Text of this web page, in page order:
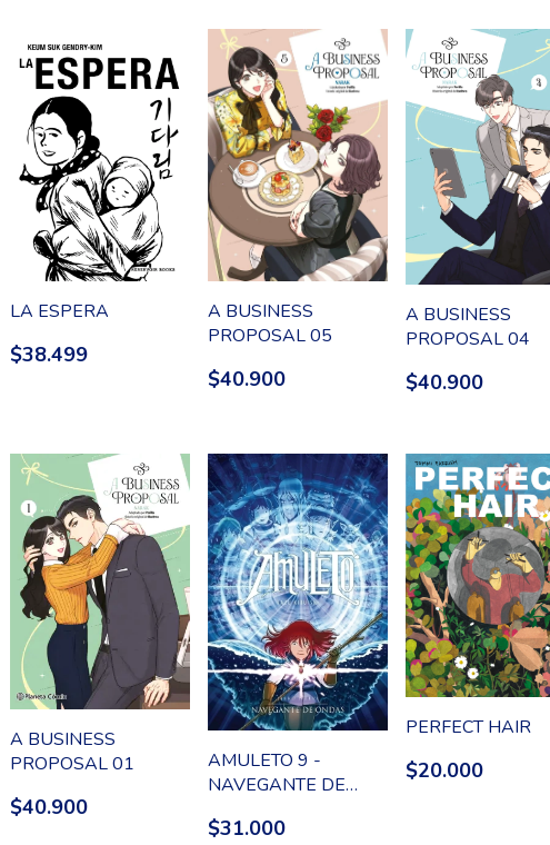
LA ESPERA
$38.499
A BUSINESS
PROPOSAL 05
$40.900
A BUSINESS
PROPOSAL 04
$40.900
A BUSINESS
PROPOSAL 01
$40.900
AMULETO 9 -
NAVEGANTE DE
$31.000
PERFECT HAIR
$20.000